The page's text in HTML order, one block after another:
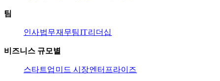
팀​​
인사​​법무​​재무팀​​IT​​리더십​​
비즈니스 규모별​​
스타트업​​ 미드 시장​​엔터프라이즈​​